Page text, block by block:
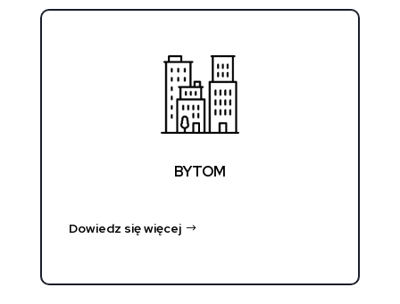
BYTOM
Dowiedz się więcej